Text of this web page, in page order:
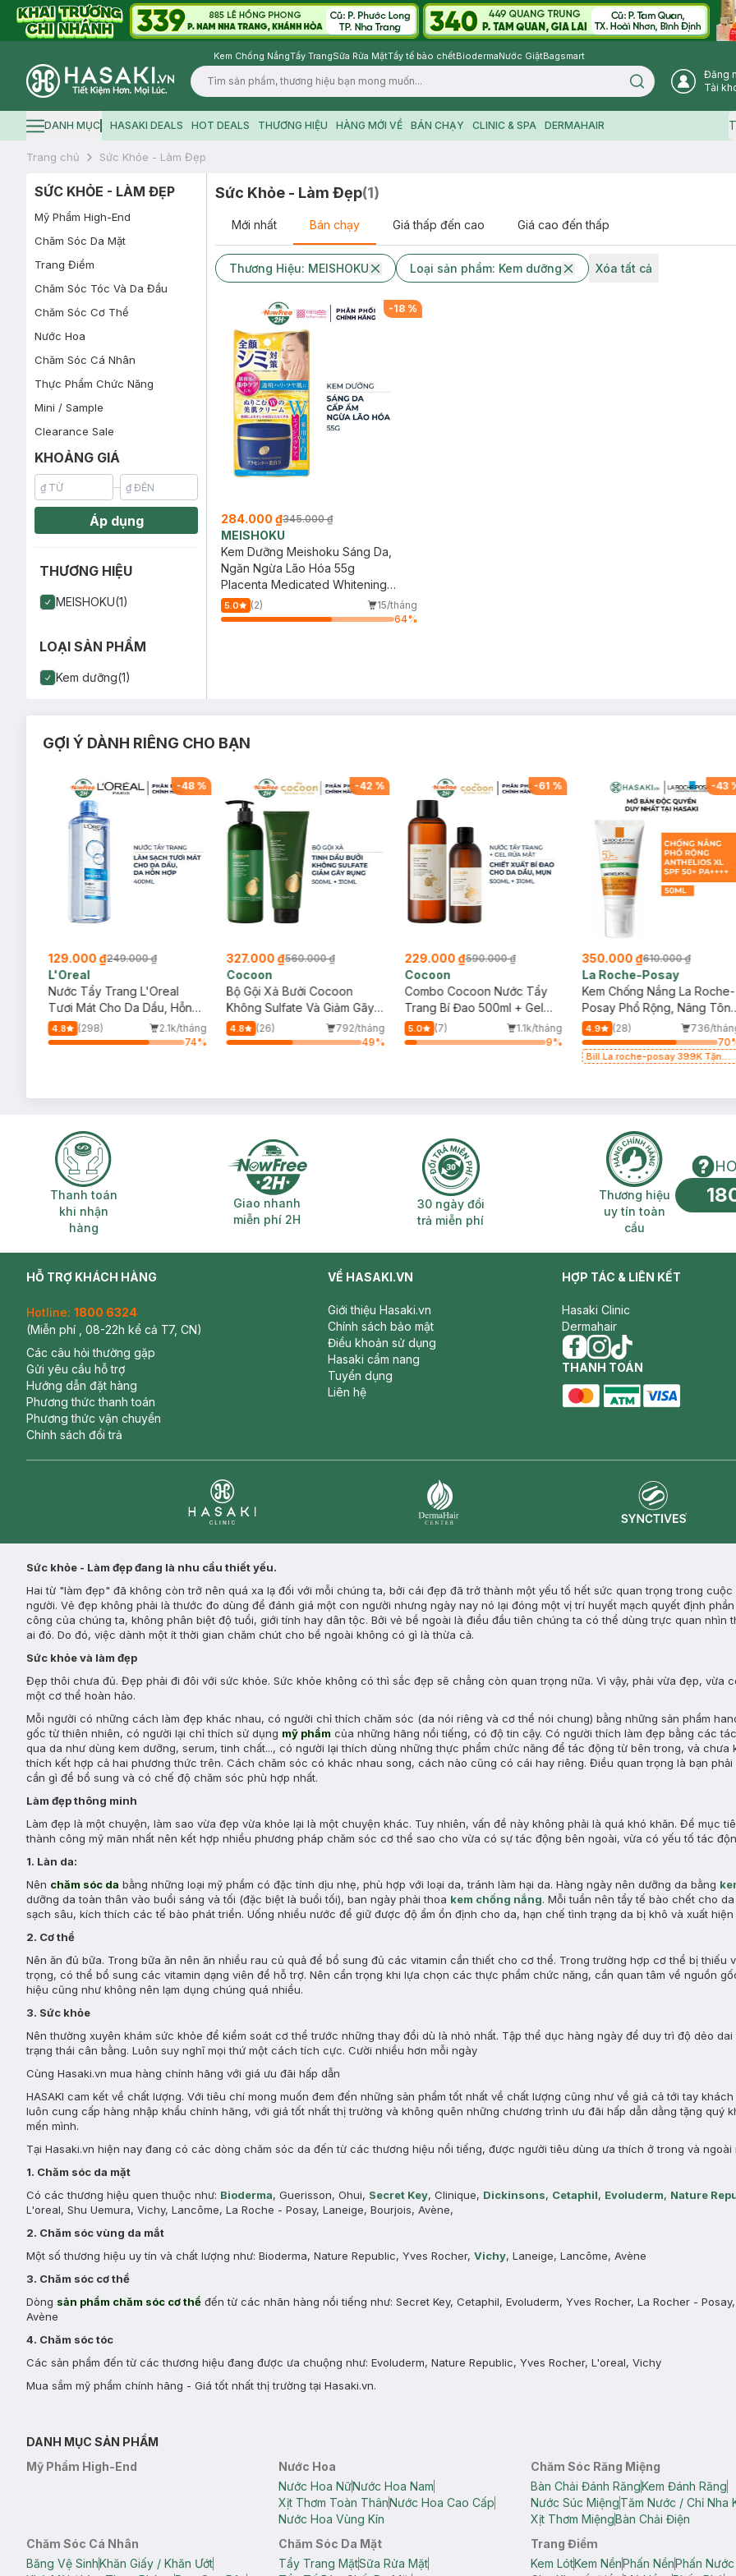
Kem Chống NắngTẩy TrangSữa Rửa MặtTẩy tế bào chếtBiodermaNước GiặtBagsmart
Logo
Search icon
Đăng
Tài
Hamburger icon
DANH MỤC HASAKI DEALS HOT DEALS THƯƠNG HIỆU HÀNG MỚI VỀ BÁN CHẠY CLINIC & SPA DERMAHAIR
Trang chủ Sức Khỏe - Làm Đẹp
SỨC KHỎE - LÀM ĐẸP
Mỹ Phẩm High-End
Chăm Sóc Da Mặt
Trang Điểm
Chăm Sóc Tóc Và Da Đầu
Chăm Sóc Cơ Thể
Nước Hoa
Chăm Sóc Cá Nhân
Thực Phẩm Chức Năng
Mini / Sample
Clearance Sale
KHOẢNG GIÁ
Áp dụng
THƯƠNG HIỆU
MEISHOKU(1)
LOẠI SẢN PHẨM
Kem dưỡng(1)
Sức Khỏe - Làm Đẹp(1)
Mới nhất Bán chạy Giá thấp đến cao Giá cao đến thấp
Thương Hiệu: MEISHOKU Loại sản phẩm: Kem dưỡng Xóa tất cả
-18%
284.000 ₫345.000 ₫
MEISHOKU
Kem Dưỡng Meishoku Sáng Da,
Ngăn Ngừa Lão Hóa 55g
Placenta Medicated Whitening
Essence Cream
5.0 (2)
15/tháng
64%
GỢI Ý DÀNH RIÊNG CHO BẠN
-48%
129.000 ₫249.000 ₫
L'Oreal
Nước Tẩy Trang L'Oreal
Tươi Mát Cho Da Dầu, Hỗn
Hợp 400ml
4.8 (298)
2.1k/tháng
74%
-42 %
327.000 ₫560.000 ₫
Cocoon
Bộ Gội Xả Bưởi Cocoon
Không Sulfate Và Giảm Gãy
Rụng 500ml+310ml
4.8 (26)
792/tháng
49%
-61 %
229.000 ₫590.000 ₫
Cocoon
Combo Cocoon Nước Tẩy
Trang Bí Đao 500ml + Gel
Rửa Mặt Bí Đao 310ml
5.0 (7)
1.1k/tháng
9%
-43
350.000 ₫610.000 ₫
La Roche-Posay
Kem Chống Nắng La Roche-
Posay Phổ Rộng, Nâng
Kiềm Dầu 50ml
4.9 (28)
736/
70
Bill La roche-posay 399K Tặng
Thanh toán khi nhận hàng
Thanh toán
khi nhận
hàng
Giao nhanh miễn phí 2H
Giao nhanh
miễn phí 2H
30 ngày đổi trả miễn phí
30 ngày đổi
trả miễn phí
Thương hiệu uy
Thương hiệu
uy tín toàn
cầu
HỖ TRỢ KHÁCH HÀNG
Hotline: 1800 6324
(Miễn phí , 08-22h kể cả T7, CN)
Các câu hỏi thường gặp
Gửi yêu cầu hỗ trợ
Hướng dẫn đặt hàng
Phương thức thanh toán
Phương thức vận chuyển
Chính sách đổi trả
VỀ HASAKI.VN
Giới thiệu Hasaki.vn
Chính sách bảo mật
Điều khoản sử dụng
Hasaki cẩm nang
Tuyển dụng
Liên hệ
HỢP TÁC & LIÊN KẾT
Hasaki Clinic
Dermahair
facebook
instagram
tiktok
THANH TOÁN
Sức khỏe - Làm đẹp đang là nhu cầu thiết yếu.
Hai từ "làm đẹp" đã không còn trở nên quá xa lạ đối với mỗi chúng ta, bởi cái đẹp đã trở thành một yếu tố hết sức quan trọng trong
người. Vẻ đẹp không phải là thước đo dùng để đánh giá một con người nhưng ngày nay nó lại đóng một vị trí huyết mạch quyết định
công của chúng ta, không phân biệt độ tuổi, giới tính hay dân tộc. Bởi vẻ bề ngoài là điều đầu tiên chúng ta có thể dùng trực quan nhìn
ai đó. Do đó, việc dành một ít thời gian chăm chút cho bề ngoài không có gì là thừa cả.
Sức khỏe và làm đẹp
Đẹp thôi chưa đủ. Đẹp phải đi đôi với sức khỏe. Sức khỏe không có thì sắc đẹp sẽ chẳng còn quan trọng nữa. Vì vậy, phải vừa đẹp, vừa
một cơ thể hoàn hảo.
Mỗi người có những cách làm đẹp khác nhau, có người chỉ thích chăm sóc (da nói riêng và cơ thể nói chung) bằng những sản phẩm
gốc từ thiên nhiên, có người lại chỉ thích sử dụng mỹ phẩm của những hãng nổi tiếng, có độ tin cậy. Có người thích làm đẹp bằng các
qua da như dùng kem dưỡng, serum, tinh chất..., có người lại thích dùng những thực phẩm chức năng để tác động từ bên trong, và chưa
thích kết hợp cả hai phương thức trên. Cách chăm sóc có khác nhau song, cách nào cũng có cái hay riêng. Điều quan trọng là bạn phải
cần gì để bổ sung và có chế độ chăm sóc phù hợp nhất.
Làm đẹp thông minh
Làm đẹp là một chuyện, làm sao vừa đẹp vừa khỏe lại là một chuyện khác. Tuy nhiên, vấn đề này không phải là quá khó khăn. Để mục
thành công mỹ mãn nhất nên kết hợp nhiều phương pháp chăm sóc cơ thể sao cho vừa có sự tác động bên ngoài, vừa có yếu tố tác
1. Làn da:
Nên chăm sóc da bằng những loại mỹ phẩm có đặc tính dịu nhẹ, phù hợp với loại da, tránh làm hại da. Hàng ngày nên dưỡng da bằng
dưỡng da toàn thân vào buổi sáng và tối (đặc biệt là buổi tối), ban ngày phải thoa kem chống nắng. Mỗi tuần nên tẩy tế bào chết cho
sạch sâu, kích thích các tế bào phát triển. Uống nhiều nước để giữ được độ ẩm ổn định cho da, hạn chế tình trạng da bị khô và xuất hiện
2. Cơ thể
Nên ăn đủ bữa. Trong bữa ăn nên ăn nhiều rau củ quả để bổ sung đủ các vitamin cần thiết cho cơ thể. Trong trường hợp cơ thể bị thiếu
trọng, có thể bổ sung các vitamin dạng viên để hỗ trợ. Nên cẩn trọng khi lựa chọn các thực phẩm chức năng, cần quan tâm về nguồn
hiệu cũng như không nên lạm dụng chúng quá nhiều.
3. Sức khỏe
Nên thường xuyên khám sức khỏe để kiểm soát cơ thể trước những thay đổi dù là nhỏ nhất. Tập thể dục hàng ngày để duy trì độ dẻo
trạng thái cân bằng. Luôn suy nghĩ mọi thứ một cách tích cực. Cười nhiều hơn mỗi ngày
Cùng Hasaki.vn mua hàng chính hãng với giá ưu đãi hấp dẫn
HASAKI cam kết về chất lượng. Với tiêu chí mong muốn đem đến những sản phẩm tốt nhất về chất lượng cũng như về giá cả tới tay khách
luôn cung cấp hàng nhập khẩu chính hãng, với giá tốt nhất thị trường và không quên những chương trình ưu đãi hấp dẫn dằng tặng quý
mến mình.
Tại Hasaki.vn hiện nay đang có các dòng chăm sóc da đến từ các thương hiệu nổi tiếng, được người tiêu dùng ưa thích ở trong và ngoài
1. Chăm sóc da mặt
Có các thương hiệu quen thuộc như: Bioderma, Guerisson, Ohui, Secret Key, Clinique, Dickinsons, Cetaphil, Evoluderm, Nature
L'oreal, Shu Uemura, Vichy, Lancôme, La Roche - Posay, Laneige, Bourjois, Avène,
2. Chăm sóc vùng da mắt
Một số thương hiệu uy tín và chất lượng như: Bioderma, Nature Republic, Yves Rocher, Vichy, Laneige, Lancôme, Avène
3. Chăm sóc cơ thể
Dòng sản phẩm chăm sóc cơ thể đến từ các nhãn hàng nổi tiếng như: Secret Key, Cetaphil, Evoluderm, Yves Rocher, La Rocher -
Avène
4. Chăm sóc tóc
Các sản phẩm đến từ các thương hiệu đang được ưa chuộng như: Evoluderm, Nature Republic, Yves Rocher, L'oreal, Vichy
Mua sắm mỹ phẩm chính hãng - Giá tốt nhất thị trường tại Hasaki.vn.
DANH MỤC SẢN PHẨM
Mỹ Phẩm High-End
Nước Hoa
Nước Hoa NữNước Hoa Nam
Xịt Thơm Toàn ThânNước Hoa Cao Cấp
Nước Hoa Vùng Kín
Chăm Sóc Răng Miệng
Bàn Chải Đánh RăngKem Đánh Răng
Nước Súc MiệngTăm Nước / Chỉ Nha
Xịt Thơm MiệngBàn Chải Điện
Chăm Sóc Cá Nhân
Băng Vệ SinhKhăn Giấy / Khăn Ướt
Chăm Sóc Da Mặt
Tẩy Trang MặtSữa Rửa Mặt
Trang Điểm
Kem LótKem NềnPhấn NềnPhấn